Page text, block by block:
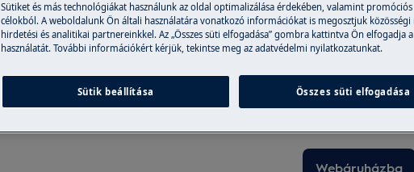
Alkatrészek és
A webáruházban
tartozékokat
házhoz is
Webáruházba
Sütiket és más technológiákat használunk az oldal optimalizálása érdekében, valamint
célokból. A weboldalunk Ön általi használatára vonatkozó információkat is megosztjuk közösségi
hirdetési és analitikai partnereinkkel. Az „Összes süti elfogadása” gombra kattintva Ön elfogadja
használatát. További információkért kérjük, tekintse meg az adatvédelmi nyilatkozatunkat.
Sütik beállítása Összes süti elfogadása